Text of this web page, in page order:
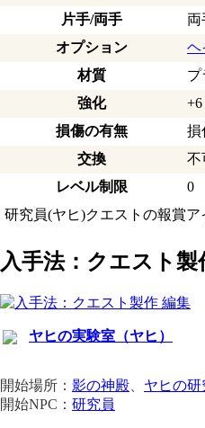
片手/両手
両
オプション
ヘ
材質
プ
強化
損傷の有無
損
交換
不
レベル制限
0
研究員(ヤヒ)クエストの報賞ア
入手法：クエスト製
ヤヒの実験室（ヤヒ）
開始場所： 影の神殿
ヤヒの研
開始NPC： 研究員